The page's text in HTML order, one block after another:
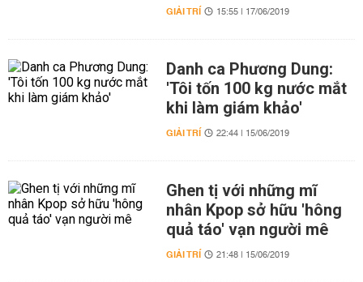
GIẢI TRÍ 15:55 | 17/06/2019
Danh ca Phương Dung:
'Tôi tốn 100 kg nước mắt
khi làm giám khảo'
GIẢI TRÍ 22:44 | 15/06/2019
Ghen tị với những mĩ
nhân Kpop sở hữu 'hông
quả táo' vạn người mê
GIẢI TRÍ 21:48 | 15/06/2019